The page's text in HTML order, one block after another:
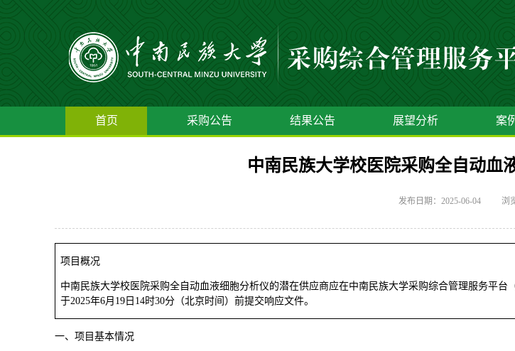
首页 采购公告 结果公告 展望分析 案
中南民族大学校医院采购全自动血
发布日期：2025-06-04 浏
项目概况
中南民族大学校医院采购全自动血液细胞分析仪的潜在供应商应在中南民族大学采购综合管理服务平台（
于2025年6月19日14时30分（北京时间）前提交响应文件。
一、项目基本情况